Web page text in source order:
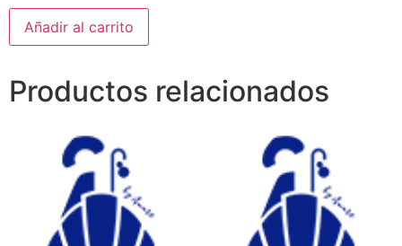
Añadir al carrito
Productos relacionados